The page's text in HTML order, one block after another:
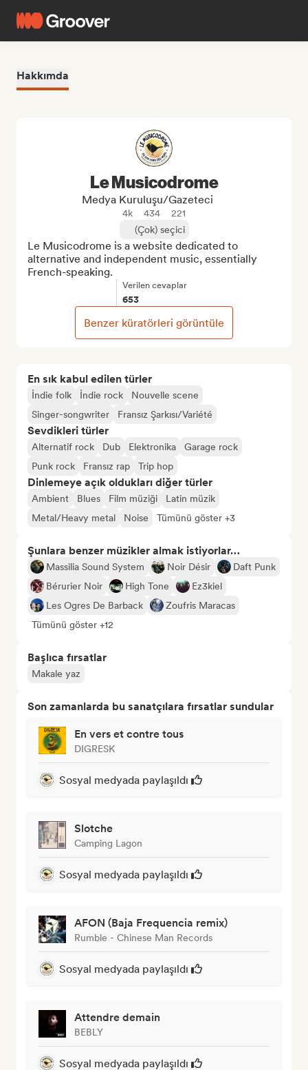
Hakkımda
En sık kabul edilen türler
İndie folk İndie rock
Nouvelle scene
Singer-songwriter
Fransız Şarkısı/Variété
Sevdikleri türler
Alternatif rock Dub Elektronika
Garage rock
Punk rock
Fransız rap Trip hop
Dinlemeye açık oldukları diğer türler
Ambient Blues Film müziği
Latin müzik
Metal/Heavy metal
Noise Tümünü göster +3
Şunlara benzer müzikler almak istiyorlar…
Massilia Sound System Noir Désir
Daft Punk
Bérurier Noir
High Tone
Ez3kiel
Les Ogres De Barback
Zoufris Maracas
Tümünü göster +12
Başlıca fırsatlar
Makale yaz
Son zamanlarda bu sanatçılara fırsatlar sundular
En vers et contre tous
DIGRESK
Sosyal medyada paylaşıldı
Slotche
Camping Lagon
Sosyal medyada paylaşıldı
AFON (Baja Frequencia remix)
Rumble - Chinese Man Records
Sosyal medyada paylaşıldı
Attendre demain
BEBLY
Sosyal medyada paylaşıldı
Le Musicodrome
Medya Kuruluşu/Gazeteci
4k 434
221
(Çok) seçici
Le Musicodrome is a website dedicated to
alternative and independent music, essentially
French-speaking.
Verilen cevaplar
653
Benzer küratörleri görüntüle